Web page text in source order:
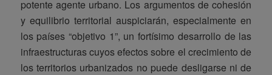
potente agente urbano. Los argumentos de cohesión
y equilibrio territorial auspiciarán, especialmente en
los países “objetivo 1”, un fortísimo desarrollo de las
infraestructuras cuyos efectos sobre el crecimiento de
los territorios urbanizados no puede desligarse ni de